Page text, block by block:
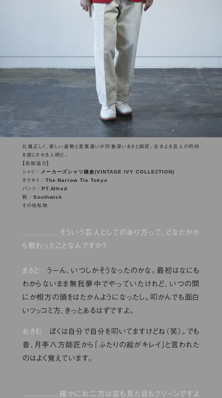
礼儀正しく、美しい姿勢と言葉遣いが印象深いまさと師匠。古きよき芸人の矜持
を感じさせる人柄だ。
【衣装協力】
シャツ／
メーカーズシャツ鎌倉(VINTAGE IVY COLLECTION)
ネクタイ／ The Narrow Tie Tokyo
パンツ／ PT.Alfred
靴／ Southwick
その他私物
そういう芸人としてのあり方って、どなたかか
ら教わったことなんですか？
まさと
うーん、いつしかそうなったのかな。最初はなにも
わからないまま無我夢中でやっていたけれど、いつの間
にか相方の頭をはたかんようになったし。叩かんでも面白
いツッコミ方、きっとあるはずですよ。
おさむ
ぼくは自分で自分を叩いてますけどね（笑）。でも
昔、月亭八方師匠から「ふたりの絵がキレイ」と言われた
のはよく覚えています。
確かにお二方は芸も見た目もクリーンですよ